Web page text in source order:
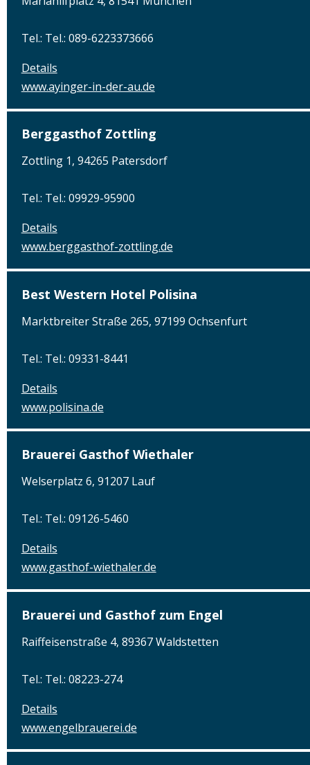
Tel.: Tel.: 089-6223373666
Details
www.ayinger-in-der-au.de
Berggasthof Zottling
Zottling 1, 94265 Patersdorf
Tel.: Tel.: 09929-95900
Details
www.berggasthof-zottling.de
Best Western Hotel Polisina
Marktbreiter Straße 265, 97199 Ochsenfurt
Tel.: Tel.: 09331-8441
Details
www.polisina.de
Brauerei Gasthof Wiethaler
Welserplatz 6, 91207 Lauf
Tel.: Tel.: 09126-5460
Details
www.gasthof-wiethaler.de
Brauerei und Gasthof zum Engel
Raiffeisenstraße 4, 89367 Waldstetten
Tel.: Tel.: 08223-274
Details
www.engelbrauerei.de